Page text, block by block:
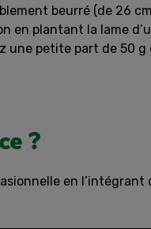
beurré (de 26
en plantant la lame
une petite part de 50 g
?
en